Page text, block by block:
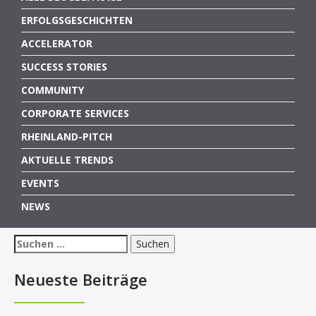
ERFOLGSGESCHICHTEN
ACCELERATOR
SUCCESS STORIES
COMMUNITY
CORPORATE SERVICES
RHEINLAND-PITCH
AKTUELLE TRENDS
EVENTS
NEWS
Suchen
nach:
Neueste Beiträge